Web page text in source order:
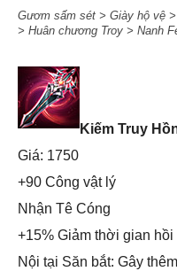
Gươm sấm sét > Giày hộ vệ
> Huân chương Troy > Nanh
Kiếm Truy
Giá: 1750
+90 Công vật lý
Nhận Tê Cóng
+15% Giảm thời gian hồi
Nội tại Săn bắt: Gây